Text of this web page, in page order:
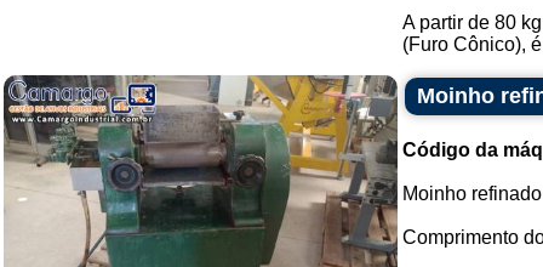
A partir de 80
(Furo Cônico),
Moinho
Código da
Moinho
Comprimento